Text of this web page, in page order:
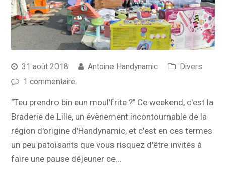
31 août 2018 Antoine Handynamic
Divers
1 commentaire
"Teu prendro bin eun moul'frite ?" Ce weekend, c'est la
Braderie de Lille, un évènement incontournable de la
région d'origine d'Handynamic, et c'est en ces termes
un peu patoisants que vous risquez d'être invités à
faire une pause déjeuner ce…